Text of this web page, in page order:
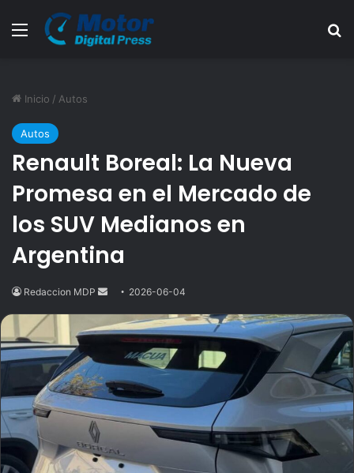
Menú
Inicio / Autos
Autos
Renault Boreal: La Nueva
Promesa en el Mercado de
los SUV Medianos en
Argentina
Redaccion MDP
Send
email
2026-06-04